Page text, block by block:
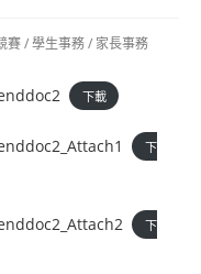
賽/學生事務/ 家長事務
下載
下
下